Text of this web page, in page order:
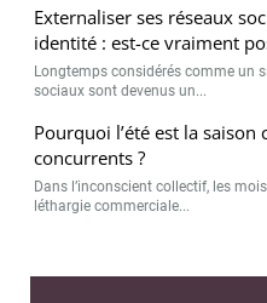
Externaliser ses réseaux
identité : est-ce vraiment
Longtemps considérés comme un
sociaux sont devenus un...
Pourquoi l’été est la
concurrents ?
Dans l’inconscient collectif, les
léthargie commerciale...